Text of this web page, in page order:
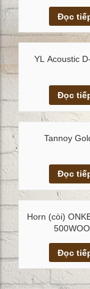
Xem
Đọc
Xem
YL Acoustic
Đọc
Xem
Tannoy
Đọc
Xem
Horn (còi)
Đọc